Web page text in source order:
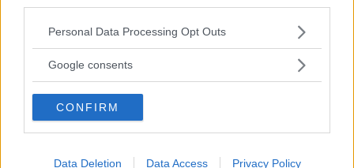
Please note that this website/app uses one or more Google
not limited to your visit or usage behaviour. You may click to
use your data for below specified purposes in below Google
consent section.
Personal Data Processing Opt Outs
Google consents
CONFIRM
Data Deletion Data Access Privacy Policy
divertimento di tutta la famiglia. Aperto
da metà settembre e per tutto il mese
di ottobre con tantissime novità e giochi
per la gioia dei più piccoli.
Continua a leggere dopo la pubblicità